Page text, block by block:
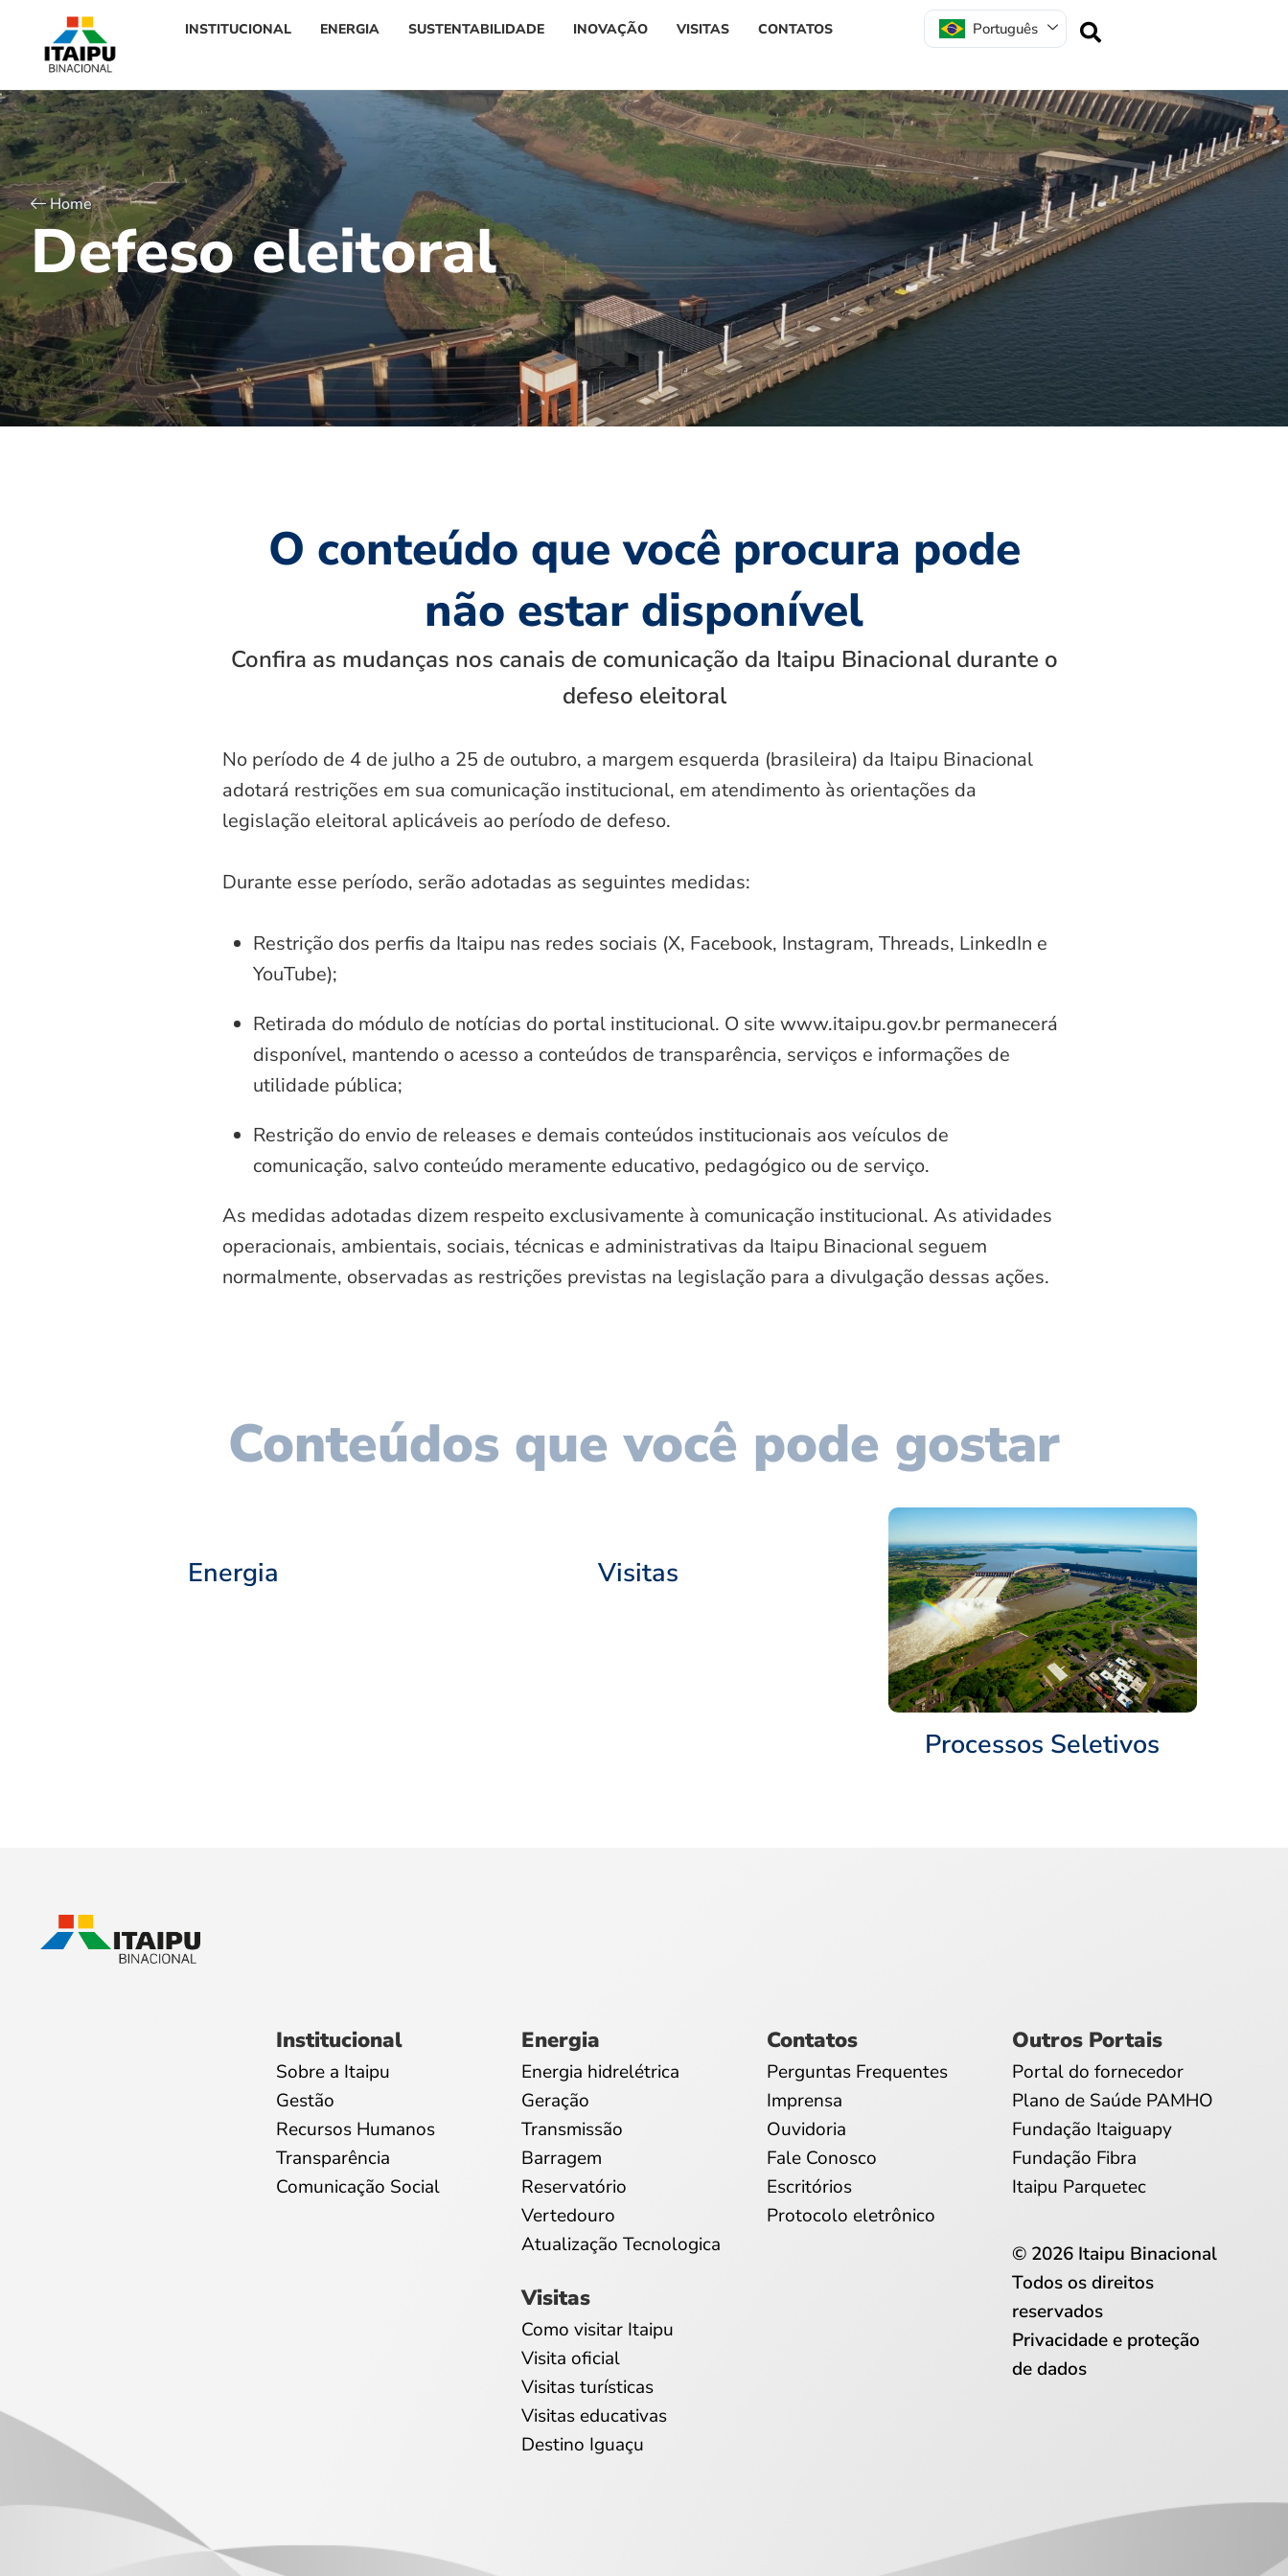
INSTITUCIONAL ENERGIA SUSTENTABILIDADE INOVAÇÃO VISITAS CONTATOS Português
Home
Defeso eleitoral
O conteúdo que você procura pode
não estar disponível
Confira as mudanças nos canais de comunicação da Itaipu Binacional durante o
defeso eleitoral
No período de 4 de julho a 25 de outubro, a margem esquerda (brasileira) da Itaipu Binacional
adotará restrições em sua comunicação institucional, em atendimento às orientações da
legislação eleitoral aplicáveis ao período de defeso.
Durante esse período, serão adotadas as seguintes medidas:
Restrição dos perfis da Itaipu nas redes sociais (X, Facebook, Instagram, Threads, LinkedIn e
YouTube);
Retirada do módulo de notícias do portal institucional. O site www.itaipu.gov.br permanecerá
disponível, mantendo o acesso a conteúdos de transparência, serviços e informações de
utilidade pública;
Restrição do envio de releases e demais conteúdos institucionais aos veículos de
comunicação, salvo conteúdo meramente educativo, pedagógico ou de serviço.
As medidas adotadas dizem respeito exclusivamente à comunicação institucional. As atividades
operacionais, ambientais, sociais, técnicas e administrativas da Itaipu Binacional seguem
normalmente, observadas as restrições previstas na legislação para a divulgação dessas ações.
Conteúdos que você pode gostar
Energia Visitas
Processos Seletivos
Institucional
Sobre a Itaipu
Gestão
Recursos Humanos
Transparência
Comunicação Social
Energia
Energia hidrelétrica
Geração
Transmissão
Barragem
Reservatório
Vertedouro
Atualização Tecnologica
Visitas
Como visitar Itaipu
Visita oficial
Visitas turísticas
Visitas educativas
Destino Iguaçu
Contatos
Perguntas Frequentes
Imprensa
Ouvidoria
Fale Conosco
Escritórios
Protocolo eletrônico
Outros Portais
Portal do fornecedor
Plano de Saúde PAMHO
Fundação Itaiguapy
Fundação Fibra
Itaipu Parquetec
© 2026 Itaipu Binacional
Todos os direitos
reservados
Privacidade e proteção
de dados